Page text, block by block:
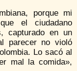
porque mi
el ciudadano
capturado en un
parecer no violó
Lo sacó al
mal la comida»,